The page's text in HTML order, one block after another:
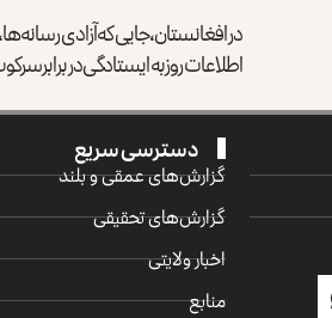
در افغانستان، جایی که آزادی
اطلاعات روز به ایستادگی در برابر
دسترسی سریع
گزارش‌‌های عمقی و بلند
گزارش‌های تحقیقی
اخبار ولایتی
منابع